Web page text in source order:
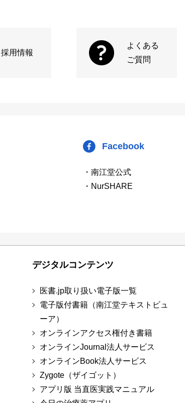
採用情報
よくある
ご質問
Facebook
・南江堂公式
・NurSHARE
デジタルコンテンツ
医書.jp取り扱い電子版一覧
電子版付書籍（南江堂テキストビュ
ーア）
オンラインアクセス権付き書籍
オンラインJournal法人サービス
オンラインBook法人サービス
Zygote（ザイゴット）
アプリ版 当直医実践マニュアル